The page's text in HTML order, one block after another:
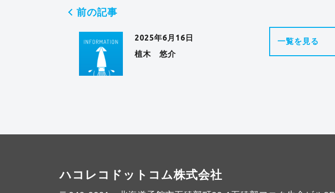
前の記事
2025年6月16日
植木 悠介
一覧を見る
ハコレコドットコム株式会社